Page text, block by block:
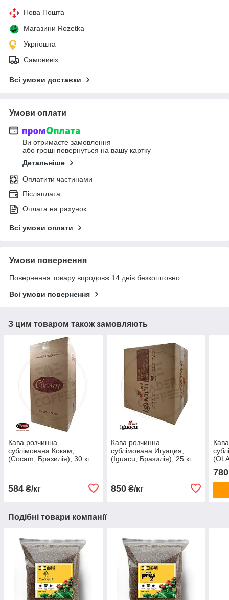
Нова Пошта
Магазини Rozetka
Укрпошта
Самовивіз
Всі умови доставки
Умови оплати
Ви отримаєте замовлення
або гроші повернуться на вашу картку
Детальніше
Оплатити частинами
Післяплата
Оплата на рахунок
Всі умови оплати
Умови повернення
Повернення товару впродовж 14 днів безкоштовно
Всі умови повернення
З цим товаром також замовляють
Кава розчинна
сублімована Кокам,
(Cocam, Бразилія), 30 кг
584 ₴/кг
Кава розчинна
сублімована Игуация,
(Iguacu, Бразилія), 25 кг
850₴/кг
780
Подібні товари компанії